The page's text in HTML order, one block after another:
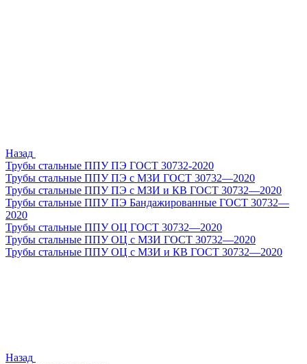
Назад
Трубы стальные ППУ ПЭ ГОСТ 30732-2020
Трубы стальные ППУ ПЭ с МЗИ ГОСТ 30732—2020
Трубы стальные ППУ ПЭ с МЗИ и КВ ГОСТ 30732—2020
Трубы стальные ППУ ПЭ Бандажированные ГОСТ 30732—
2020
Трубы стальные ППУ ОЦ ГОСТ 30732—2020
Трубы стальные ППУ ОЦ с МЗИ ГОСТ 30732—2020
Трубы стальные ППУ ОЦ с МЗИ и КВ ГОСТ 30732—2020
Назад